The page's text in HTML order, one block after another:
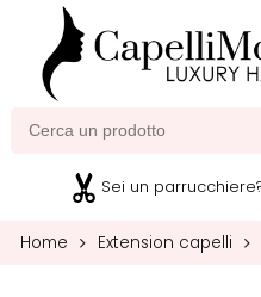
Sei un
Home Extension capelli